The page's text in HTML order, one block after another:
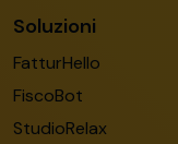
Soluzioni
FatturHello
FiscoBot
StudioRelax